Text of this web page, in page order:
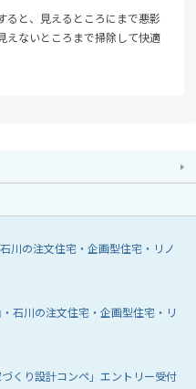
ると、見えるところにまで悪影
えないところまで掃除して快適
石川の注文住宅・企画型住宅・リノ
・石川の注文住宅・企画型住宅・リ
くり設計コンペ」エントリー受付